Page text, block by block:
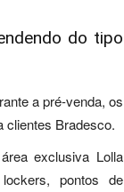
do tipo
a pré-venda, os
clientes Bradesco.
exclusiva Lolla
pontos de